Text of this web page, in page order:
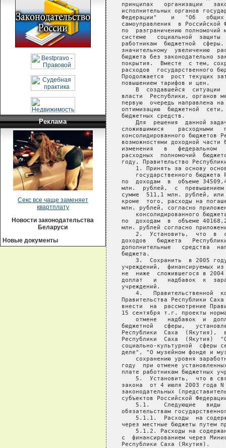
Реклама
Секс все чаще заменяет
квартплату
Новости законодательства
Беларуси
Новые документы